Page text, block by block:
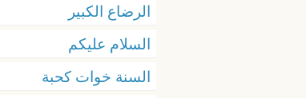
الرضاع الكبير
السلام عليكم
السنة خوات كحبة